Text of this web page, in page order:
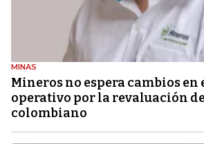
MINAS
Mineros no espera cambios en
operativo por la revaluación
colombiano